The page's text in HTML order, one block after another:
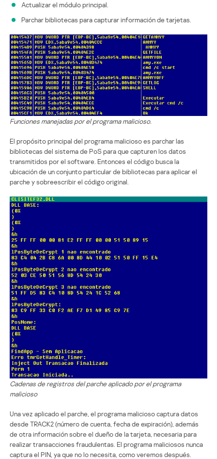
Actualizar el módulo principal.
Parchar bibliotecas para capturar información de tarjetas.
Funciones manejadas por el programa malicioso.
El propósito principal del programa malicioso es parchar las
bibliotecas del sistema de PoS para que capturen los datos
transmitidos por el software. Entonces el código busca la
ubicación de un conjunto particular de bibliotecas para aplicar el
parche y sobreescribir el código original.
Cadenas de registros del parche aplicado por el programa
malicioso
Una vez aplicado el parche, el programa malicioso captura datos
desde TRACK2 (número de cuenta, fecha de expiración), además
de otra información sobre el dueño de la tarjeta, necesaria para
realizar transacciones fraudulentas. El programa maliciosos nunca
captura el PIN, ya que no lo necesita, como veremos después.